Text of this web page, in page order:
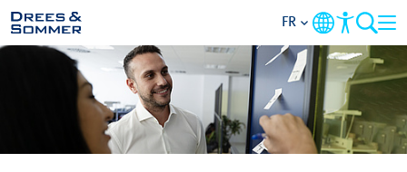
APERÇU
QUI NOUS SOMMES
FR